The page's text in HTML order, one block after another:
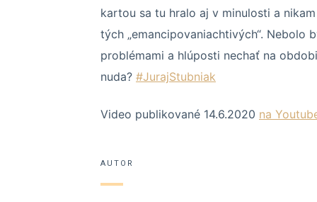
kartou sa tu hralo aj v minulosti a
tých „emancipovaniachtivých“. Nebolo
problémami a hlúposti nechať na
nuda? #JurajStubniak
Video publikované 14.6.2020 na
AUTOR